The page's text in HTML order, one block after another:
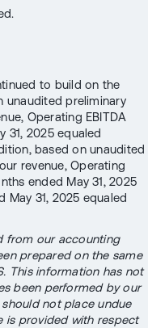
to build on the
unaudited preliminary
Operating EBITDA
31, 2025 equaled
based on unaudited
revenue, Operating
ended May 31, 2025
31, 2025 equaled
from our accounting
prepared on the same
This information has not
been performed by our
not place undue
is provided with respect